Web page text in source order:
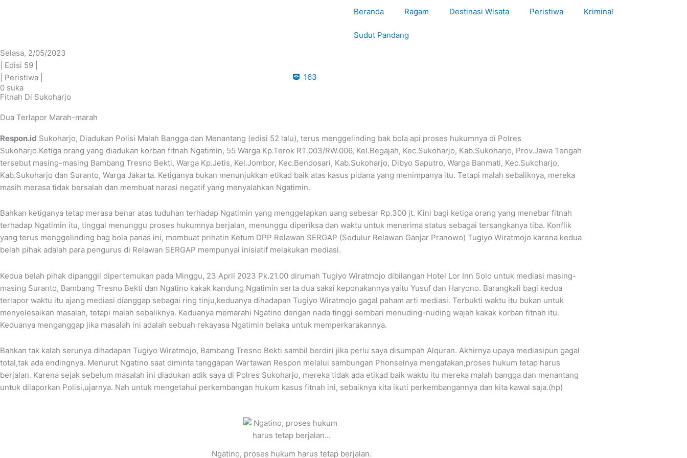
Beranda Ragam Destinasi Wisata Peristiwa Kriminal
Sudut Pandang
Selasa, 2/05/2023
| Edisi 59 |
| Peristiwa |
0 suka
163
Fitnah Di Sukoharjo
Dua Terlapor Marah-marah
Respon.id Sukoharjo, Diadukan Polisi Malah Bangga dan Menantang (edisi 52 lalu), terus menggelinding bak bola api proses hukumnya di Polres
Sukoharjo.Ketiga orang yang diadukan korban fitnah Ngatimin, 55 Warga Kp.Terok RT.003/RW.006, Kel.Begajah, Kec.Sukoharjo, Kab.Sukoharjo, Prov.Jawa Tengah
tersebut masing-masing Bambang Tresno Bekti, Warga Kp.Jetis, Kel.Jombor, Kec.Bendosari, Kab.Sukoharjo, Dibyo Saputro, Warga Banmati, Kec.Sukoharjo,
Kab.Sukoharjo dan Suranto, Warga Jakarta. Ketiganya bukan menunjukkan etikad baik atas kasus pidana yang menimpanya itu. Tetapi malah sebaliknya, mereka
masih merasa tidak bersalah dan membuat narasi negatif yang menyalahkan Ngatimin.
Bahkan ketiganya tetap merasa benar atas tuduhan terhadap Ngatimin yang menggelapkan uang sebesar Rp.300 jt. Kini bagi ketiga orang yang menebar fitnah
terhadap Ngatimin itu, tinggal menunggu proses hukumnya berjalan, menunggu diperiksa dan waktu untuk menerima status sebagai tersangkanya tiba. Konflik
yang terus menggelinding bag bola panas ini, membuat prihatin Ketum DPP Relawan SERGAP (Sedulur Relawan Ganjar Pranowo) Tugiyo Wiratmojo karena kedua
belah pihak adalah para pengurus di Relawan SERGAP mempunyai inisiatif melakukan mediasi.
Kedua belah pihak dipanggil dipertemukan pada Minggu, 23 April 2023 Pk.21.00 dirumah Tugiyo Wiratmojo dibilangan Hotel Lor Inn Solo untuk mediasi masing-
masing Suranto, Bambang Tresno Bekti dan Ngatino kakak kandung Ngatimin serta dua saksi keponakannya yaitu Yusuf dan Haryono. Barangkali bagi kedua
terlapor waktu itu ajang mediasi dianggap sebagai ring tinju,keduanya dihadapan Tugiyo Wiratmojo gagal paham arti mediasi. Terbukti waktu itu bukan untuk
menyelesaikan masalah, tetapi malah sebaliknya. Keduanya memarahi Ngatino dengan nada tinggi sembari menuding-nuding wajah kakak korban fitnah itu.
Keduanya menganggap jika masalah ini adalah sebuah rekayasa Ngatimin belaka untuk memperkarakannya.
Bahkan tak kalah serunya dihadapan Tugiyo Wiratmojo, Bambang Tresno Bekti sambil berdiri jika perlu saya disumpah Alquran. Akhirnya upaya mediasipun gagal
total,tak ada endingnya. Menurut Ngatino saat diminta tanggapan Wartawan Respon melalui sambungan Phonselnya mengatakan,proses hukum tetap harus
berjalan. Karena sejak sebelum masalah ini diadukan adik saya di Polres Sukoharjo, mereka tidak ada etikad baik waktu itu mereka malah bangga dan menantang
untuk dilaporkan Polisi,ujarnya. Nah untuk mengetahui perkembangan hukum kasus fitnah ini, sebaiknya kita ikuti perkembangannya dan kita kawal saja.(hp)
Ngatino, proses hukum harus tetap berjalan.